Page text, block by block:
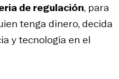
de regulación, para
tenga dinero, decida
y tecnología en el